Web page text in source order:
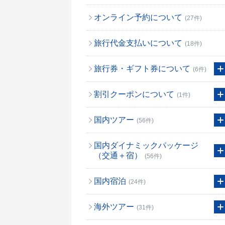
オンライン予約について (27件)
旅行代金支払いについて (18件)
旅行券・ギフト券について (6件)
割引クーポンについて (1件)
国内ツアー (56件)
国内ダイナミックパッケージ
（交通＋宿）
(56件)
国内宿泊 (24件)
海外ツアー (31件)